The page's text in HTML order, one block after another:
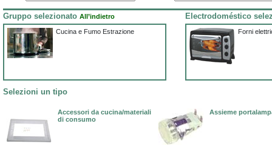
Gruppo selezionato All’indietro
Cucina e Fumo Estrazione
Electrodoméstico
Forni
Selezioni un tipo
Accessori da cucina/materiali
di consumo
Assieme